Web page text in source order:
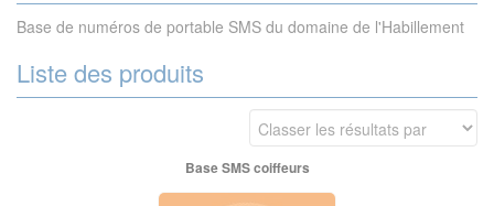
Base de numéros de portable SMS du domaine de l'Habillement
Liste des produits
Base SMS coiffeurs